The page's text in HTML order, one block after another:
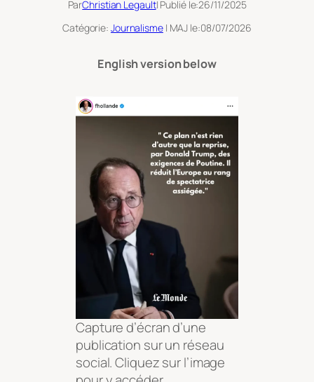
ParChristian Legault| Publié le:26/11/2025
Catégorie: Journalisme| MAJ le:08/07/2026
English version below
Capture d’écran d’une
publication sur un réseau
social. Cliquez sur l’image